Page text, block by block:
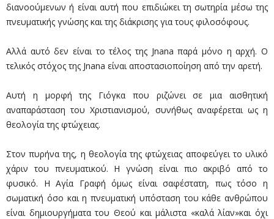
διανοούμενων ή είναι αυτή που επιδιώκει τη σωτηρία μέσω της
πνευματικής γνώσης και της διάκρισης για τους φιλοσόφους.
Αλλά αυτό δεν είναι το τέλος της Jnana παρά μόνο η αρχή. Ο
τελικός στόχος της Jnana είναι αποστασιοποίηση από την αρετή.
Αυτή η μορφή της Γιόγκα που ριζώνει σε μια αισθητική
αναπαράσταση του Χριστιανισμού, συνήθως αναφέρεται ως η
θεολογία της φτώχειας.
Στον πυρήνα της, η θεολογία της φτώχειας αποφεύγει το υλικό
χάριν του πνευματικού. Η γνώση είναι πιο ακριβό από το
φυσικό. Η Αγία Γραφή όμως είναι σαφέστατη, πως τόσο η
σωματική όσο και η πνευματική υπόσταση του κάθε ανθρώπου
είναι δημιουργήματα του Θεού και μάλιστα «καλά λίαν»και όχι